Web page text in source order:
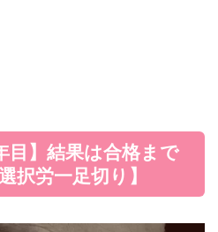
目】結果は合格まで
択労一足切り】